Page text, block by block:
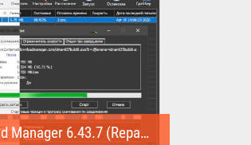
Internet Download Manager 6.43.7 (Repack)